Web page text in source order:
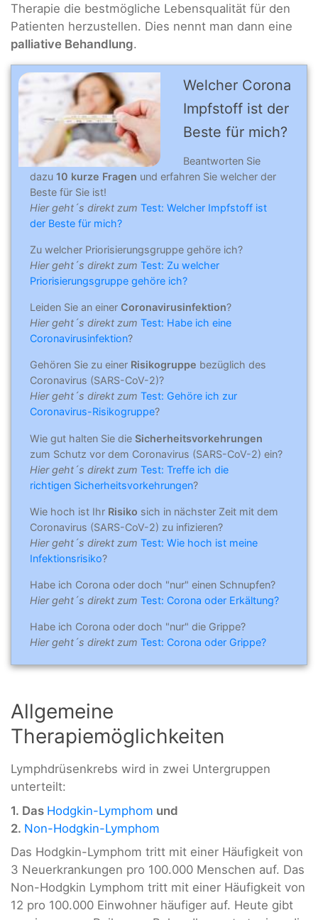
Therapie die bestmögliche Lebensqualität für den
Patienten herzustellen. Dies nennt man dann eine
palliative Behandlung.
Welcher Corona
Impfstoff ist der
Beste für mich?
Beantworten Sie
dazu 10 kurze Fragen und erfahren Sie welcher der
Beste für Sie ist!
Hier geht´s direkt zum Test: Welcher Impfstoff ist
der Beste für mich?
Zu welcher Priorisierungsgruppe gehöre ich?
Hier geht´s direkt zum Test: Zu welcher
Priorisierungsgruppe gehöre ich?
Leiden Sie an einer Coronavirusinfektion?
Hier geht´s direkt zum Test: Habe ich eine
Coronavirusinfektion?
Gehören Sie zu einer Risikogruppe bezüglich des
Coronavirus (SARS-CoV-2)?
Hier geht´s direkt zum Test: Gehöre ich zur
Coronavirus-Risikogruppe?
Wie gut halten Sie die Sicherheitsvorkehrungen
zum Schutz vor dem Coronavirus (SARS-CoV-2) ein?
Hier geht´s direkt zum Test: Treffe ich die
richtigen Sicherheitsvorkehrungen?
Wie hoch ist Ihr Risiko sich in nächster Zeit mit dem
Coronavirus (SARS-CoV-2) zu infizieren?
Hier geht´s direkt zum Test: Wie hoch ist meine
Infektionsrisiko?
Habe ich Corona oder doch "nur" einen Schnupfen?
Hier geht´s direkt zum Test: Corona oder Erkältung?
Habe ich Corona oder doch "nur" die Grippe?
Hier geht´s direkt zum Test: Corona oder Grippe?
Allgemeine
Therapiemöglichkeiten
Lymphdrüsenkrebs wird in zwei Untergruppen
unterteilt:
1. Das Hodgkin-Lymphom und
2. Non-Hodgkin-Lymphom
Das Hodgkin-Lymphom tritt mit einer Häufigkeit von
3 Neuerkrankungen pro 100.000 Menschen auf. Das
Non-Hodgkin Lymphom tritt mit einer Häufigkeit von
12 pro 100.000 Einwohner häufiger auf. Heute gibt